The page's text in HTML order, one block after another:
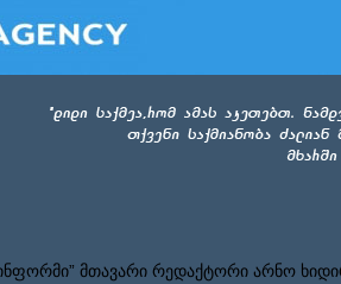
მთავარი რედაქტორი არნო